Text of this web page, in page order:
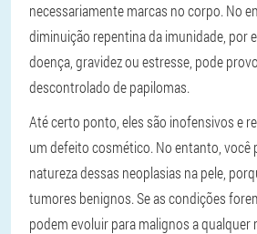
necessariamente marcas no corpo. No
diminuição repentina da imunidade, por
doença, gravidez ou estresse, pode
descontrolado de papilomas.
Até certo ponto, eles são inofensivos e
um defeito cosmético. No entanto, você
natureza dessas neoplasias na pele,
tumores benignos. Se as condições
podem evoluir para malignos a qualquer